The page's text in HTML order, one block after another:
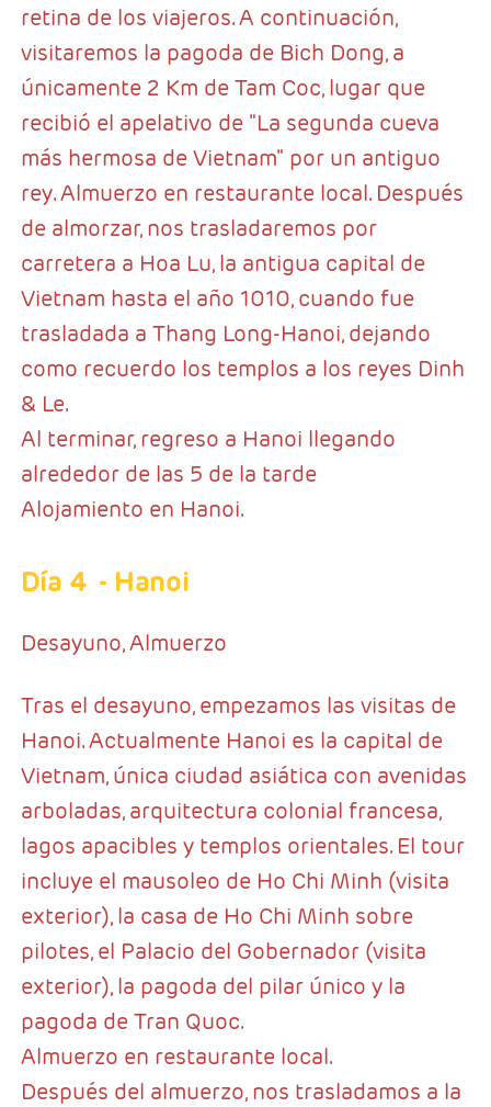
retina de los viajeros. A continuación,
visitaremos la pagoda de Bich Dong, a
únicamente 2 Km de Tam Coc, lugar que
recibió el apelativo de "La segunda cueva
más hermosa de Vietnam" por un antiguo
rey. Almuerzo en restaurante local. Después
de almorzar, nos trasladaremos por
carretera a Hoa Lu, la antigua capital de
Vietnam hasta el año 1010, cuando fue
trasladada a Thang Long-Hanoi, dejando
como recuerdo los templos a los reyes Dinh
& Le.
Al terminar, regreso a Hanoi llegando
alrededor de las 5 de la tarde
Alojamiento en Hanoi.
Día 4 - Hanoi
Desayuno, Almuerzo
Tras el desayuno, empezamos las visitas de
Hanoi. Actualmente Hanoi es la capital de
Vietnam, única ciudad asiática con avenidas
arboladas, arquitectura colonial francesa,
lagos apacibles y templos orientales. El tour
incluye el mausoleo de Ho Chi Minh (visita
exterior), la casa de Ho Chi Minh sobre
pilotes, el Palacio del Gobernador (visita
exterior), la pagoda del pilar único y la
pagoda de Tran Quoc.
Almuerzo en restaurante local.
Después del almuerzo, nos trasladamos a la